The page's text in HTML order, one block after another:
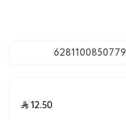
6281100850779
12.50